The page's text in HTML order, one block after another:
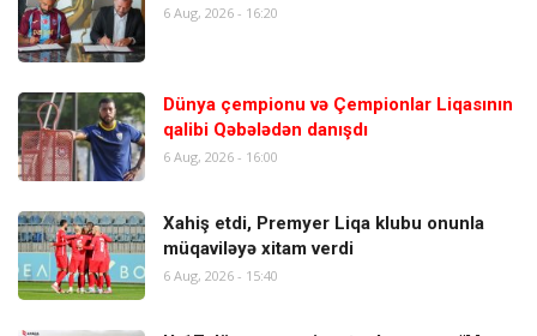
6 Aug, 2026 - 16:20
Dünya çempionu və Çempionlar Liqasının
qalibi Qəbələdən danışdı
6 Aug, 2026 - 16:00
Xahiş etdi, Premyer Liqa klubu onunla
müqaviləyə xitam verdi
6 Aug, 2026 - 15:40